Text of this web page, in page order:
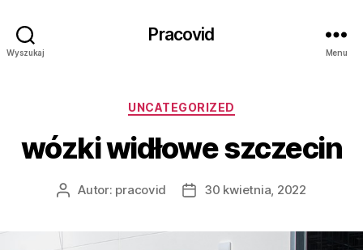
Wyszukaj
Pracovid
Menu
Kategorie
UNCATEGORIZED
wózki widłowe szczecin
AutorAutor: pracovid
Data30 kwietnia, 2022